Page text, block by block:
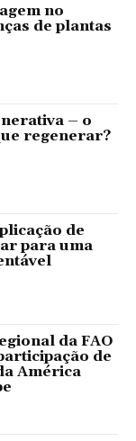
no
de plantas
– o
regenerar?
de
para uma
da FAO
de
América